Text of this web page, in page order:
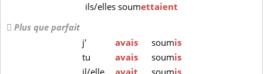
ils/ellessoumettaient
Plus que parfait
j'
avais soumis
tu
avais soumis